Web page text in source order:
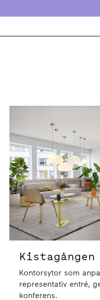
Kontorsytor som
representativ entré,
konferens.